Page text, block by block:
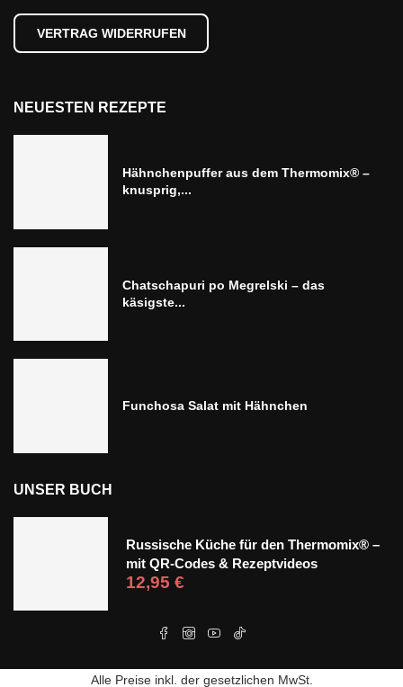
VERTRAG WIDERRUFEN
NEUESTEN REZEPTE
Hähnchenpuffer aus dem Thermomix® –
knusprig,...
Chatschapuri po Megrelski – das
käsigste...
Funchosa Salat mit Hähnchen
UNSER BUCH
Russische Küche für den Thermomix® –
mit QR-Codes & Rezeptvideos
12,95 €
Alle Preise inkl. der gesetzlichen MwSt.